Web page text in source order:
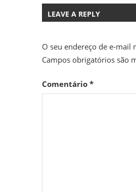
LEAVE A REPLY
O seu endereço de e-mail
Campos obrigatórios são
Comentário *